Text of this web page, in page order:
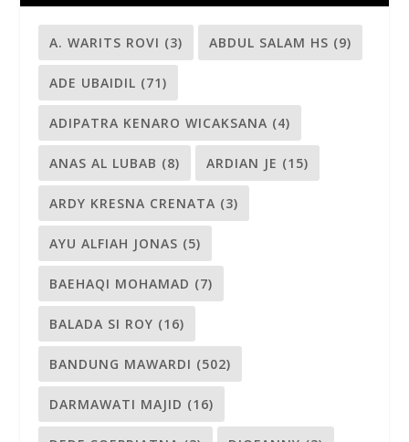
A. WARITS ROVI (3) ABDUL SALAM HS (9)
ADE UBAIDIL (71)
ADIPATRA KENARO WICAKSANA (4)
ANAS AL LUBAB (8) ARDIAN JE (15)
ARDY KRESNA CRENATA (3)
AYU ALFIAH JONAS (5)
BAEHAQI MOHAMAD (7)
BALADA SI ROY (16)
BANDUNG MAWARDI (502)
DARMAWATI MAJID (16)